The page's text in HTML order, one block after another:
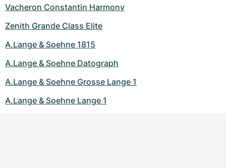
Vacheron Constantin Harmony
Zenith Grande Class Elite
A.Lange & Soehne 1815
A.Lange & Soehne Datograph
A.Lange & Soehne Grosse Lange 1
A.Lange & Soehne Lange 1